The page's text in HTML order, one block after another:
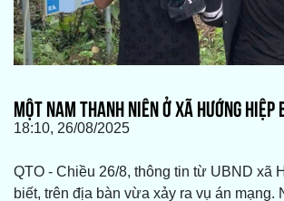
MỘT NAM THANH NIÊN Ở XÃ HƯỚNG HIỆP
18:10, 26/08/2025
QTO - Chiều 26/8, thông tin từ UBND xã
biết, trên địa bàn vừa xảy ra vụ án mạng.